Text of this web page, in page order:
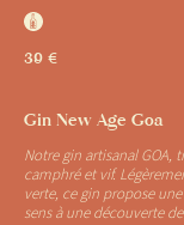
39 €
Gin New Age Goa
Notre gin artisanal GOA,
camphré et vif.
verte, ce gin propose
sens à une découverte